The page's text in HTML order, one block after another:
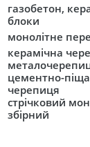
газобетон,
блоки
монолітне
керамічна
цементно-
черепиця
стрічковий
збірний